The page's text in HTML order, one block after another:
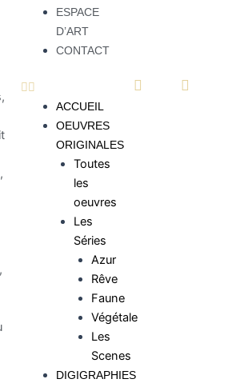
ESPACE
D’ART
CONTACT
ACCUEIL
OEUVRES
ORIGINALES
Toutes
les
oeuvres
Les
Séries
Azur
Rêve
Faune
Végétale
Les
Scenes
DIGIGRAPHIES